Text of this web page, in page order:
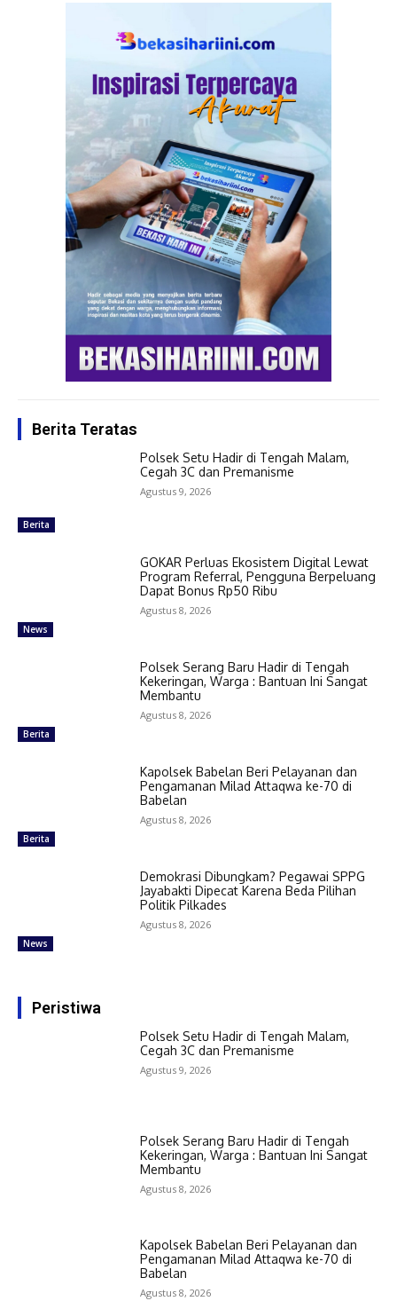
Berita Teratas
Berita
Polsek Setu Hadir di Tengah Malam,
Cegah 3C dan Premanisme
Agustus 9, 2026
News
GOKAR Perluas Ekosistem Digital Lewat
Program Referral, Pengguna Berpeluang
Dapat Bonus Rp50 Ribu
Agustus 8, 2026
Berita
Polsek Serang Baru Hadir di Tengah
Kekeringan, Warga : Bantuan Ini Sangat
Membantu
Agustus 8, 2026
Berita
Kapolsek Babelan Beri Pelayanan dan
Pengamanan Milad Attaqwa ke-70 di
Babelan
Agustus 8, 2026
News
Demokrasi Dibungkam? Pegawai SPPG
Jayabakti Dipecat Karena Beda Pilihan
Politik Pilkades
Agustus 8, 2026
Peristiwa
Polsek Setu Hadir di Tengah Malam,
Cegah 3C dan Premanisme
Agustus 9, 2026
Polsek Serang Baru Hadir di Tengah
Kekeringan, Warga : Bantuan Ini Sangat
Membantu
Agustus 8, 2026
Kapolsek Babelan Beri Pelayanan dan
Pengamanan Milad Attaqwa ke-70 di
Babelan
Agustus 8, 2026